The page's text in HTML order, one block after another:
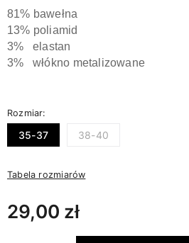
81% bawełna
13% poliamid
3% elastan
3% włókno metalizowane
Rozmiar:
35-37 38-40
Tabela rozmiarów
29,00 zł